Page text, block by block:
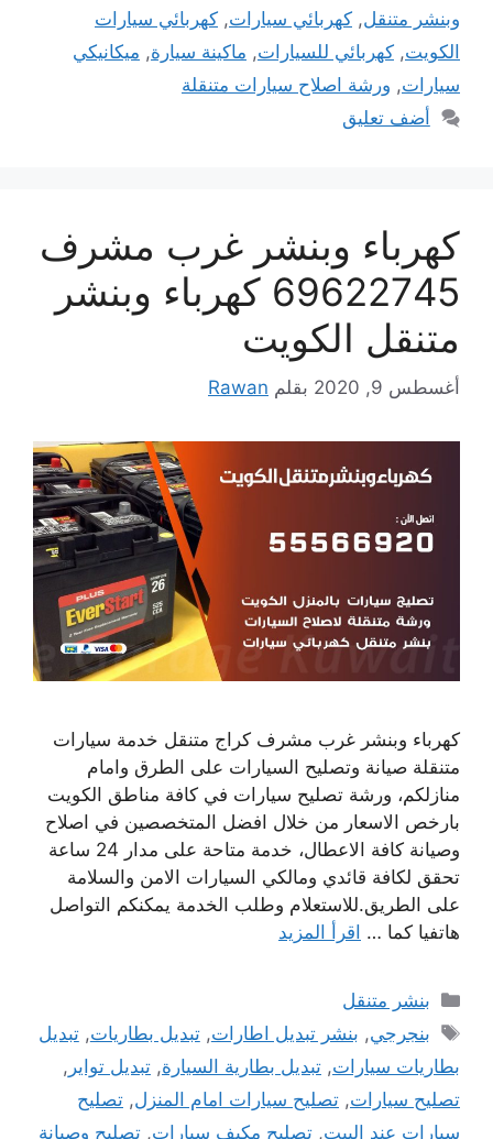
وبنشر متنقل, كهربائي سيارات, كهربائي سيارات
الكويت, كهربائي للسيارات, ماكينة سيارة, ميكانيكي
سيارات, ورشة اصلاح سيارات متنقلة
أضف تعليق
كهرباء وبنشر غرب مشرف
69622745 كهرباء وبنشر
متنقل الكويت
أغسطس 9, 2020 بقلم Rawan
كهرباء وبنشر غرب مشرف كراج متنقل خدمة سيارات
متنقلة صيانة وتصليح السيارات على الطرق وامام
منازلكم، ورشة تصليح سيارات في كافة مناطق الكويت
بارخص الاسعار من خلال افضل المتخصصين في اصلاح
وصيانة كافة الاعطال، خدمة متاحة على مدار 24 ساعة
تحقق لكافة قائدي ومالكي السيارات الامن والسلامة
على الطريق.للاستعلام وطلب الخدمة يمكنكم التواصل
هاتفيا كما … اقرأ المزيد
التصنيفات
بنشر متنقل
الوسوم
بنجرجي, بنشر تبديل اطارات,تبديل بطاريات,تبديل
بطاريات سيارات, تبديل بطارية السيارة, تبديل تواير ,
تصليح سيارات, تصليح سيارات امام المنزل, تصليح
سيارات عند البيت, تصليح مكيف سيارات, تصليح وصيانة